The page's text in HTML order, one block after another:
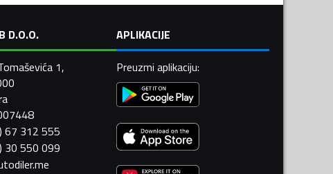
D.O.O.
1,
67 312 555
30 550 099
APLIKACIJE
Preuzmi aplikaciju: